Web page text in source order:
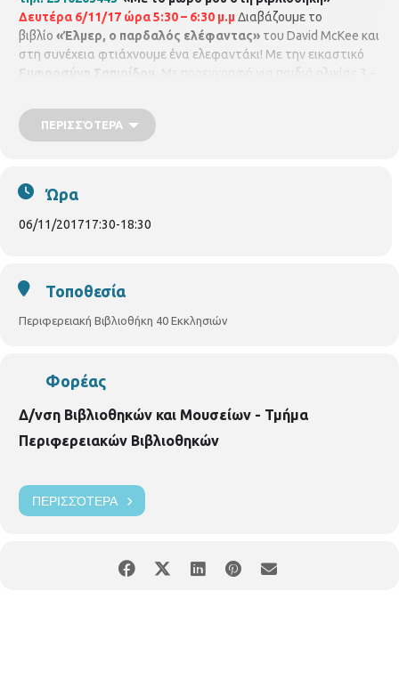
Δευτέρα 6/11/17 ώρα 5:30 – 6:30 μ.μΔιαβάζουμε το
βιβλίο «Έλμερ, ο παρδαλός ελέφαντας» του David McKee και
στη συνέχεια φτιάχνουμε ένα ελεφαντάκι! Με την εικαστικό
Ευφροσύνη Σαπιρίδου.
Με προεγγραφή για παιδιά ηλικίας 3 –
ΠΕΡΙΣΣΌΤΕΡΑ
Ώρα
06/11/201717:30-18:30
Τοποθεσία
Περιφερειακή Βιβλιοθήκη 40 Εκκλησιών
Φορέας
Δ/νση Βιβλιοθηκών και Μουσείων - Τμήμα
Περιφερειακών Βιβλιοθηκών
ΠΕΡΙΣΣΌΤΕΡΑ